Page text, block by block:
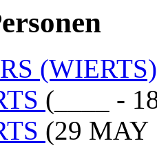
(____ -
(29 MAY